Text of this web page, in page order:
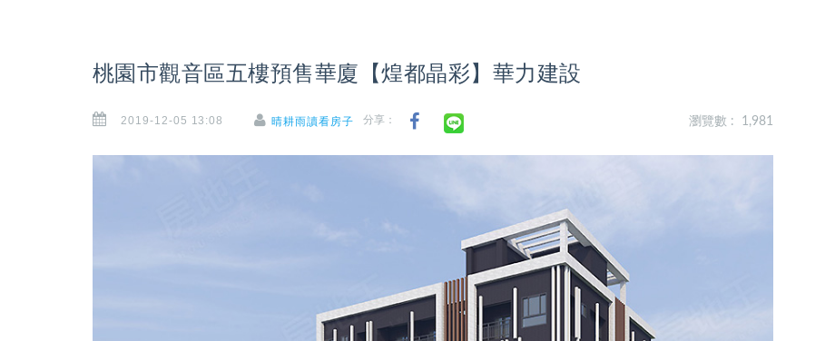
桃園市觀音區五樓預售華廈【煌都晶彩】華力建設
2019-12-05 13:08 晴耕雨讀看房子 分享： 瀏覽數 : 1,981